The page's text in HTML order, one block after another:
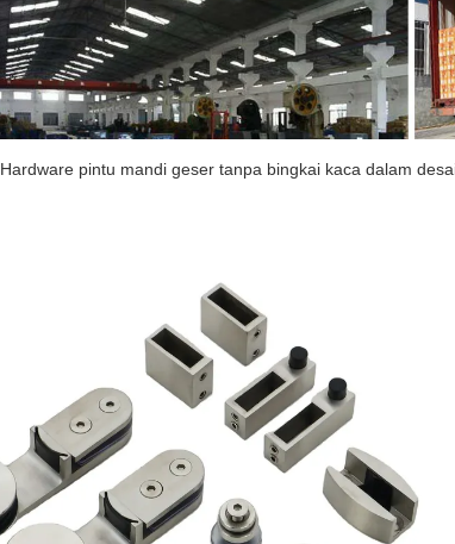
Hardware pintu mandi geser tanpa bingkai kaca dalam